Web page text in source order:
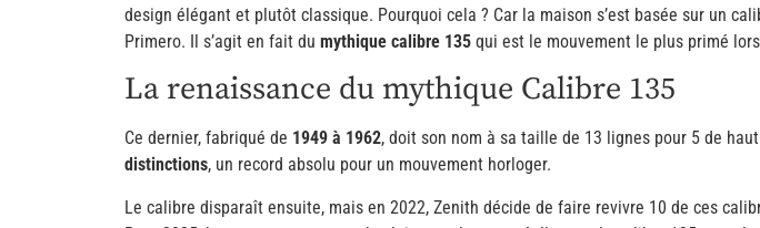
design élégant et plutôt classique. Pourquoi cela ? Car la maison s’est basée sur un
Primero. Il s’agit en fait du mythique calibre 135 qui est le mouvement le plus primé
La renaissance du mythique Calibre 135
Ce dernier, fabriqué de 1949 à 1962, doit son nom à sa taille de 13 lignes pour 5 de
distinctions, un record absolu pour un mouvement horloger.
Le calibre disparaît ensuite, mais en 2022, Zenith décide de faire revivre 10 de ces